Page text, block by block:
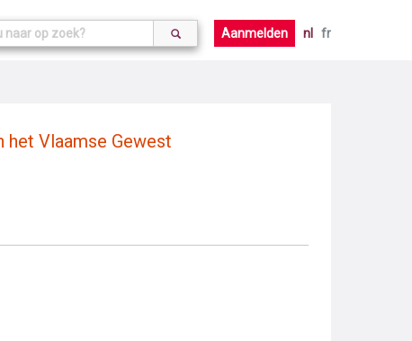
Aanmelden nl fr
Vlaamse Gewest